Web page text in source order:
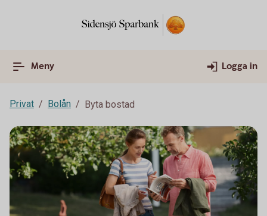
Meny Logga in
Privat Bolån Byta bostad